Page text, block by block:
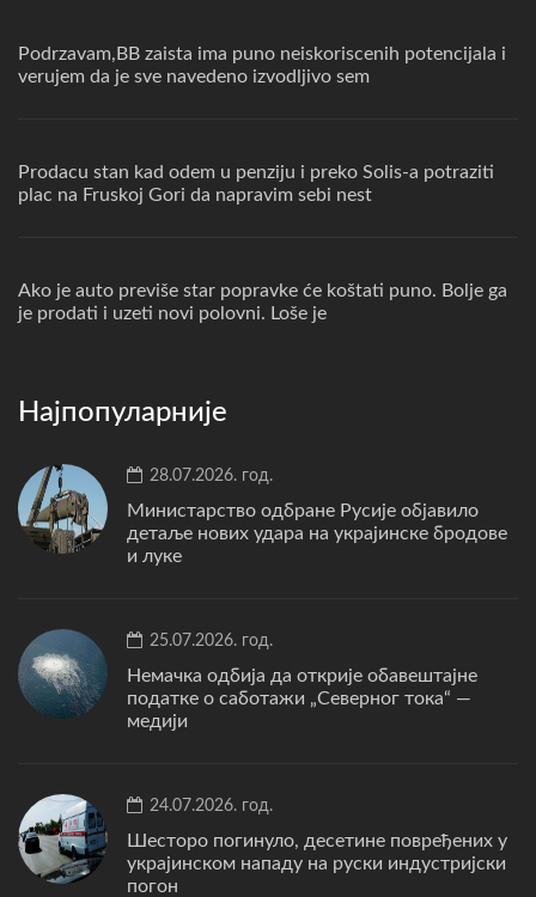
Podrzavam,BB zaista ima puno neiskoriscenih potencijala i
verujem da je sve navedeno izvodljivo sem
Prodacu stan kad odem u penziju i preko Solis-a potraziti
plac na Fruskoj Gori da napravim sebi nest
Ako je auto previše star popravke će koštati puno. Bolje ga
je prodati i uzeti novi polovni. Loše je
Најпопуларније
28.07.2026. год.
Министарство одбране Русије објавило
детаље нових удара на украјинске бродове
и луке
25.07.2026. год.
Немачка одбија да открије обавештајне
податке о саботажи „Северног тока“ —
медији
24.07.2026. год.
Шесторо погинуло, десетине повређених у
украјинском нападу на руски индустријски
погон